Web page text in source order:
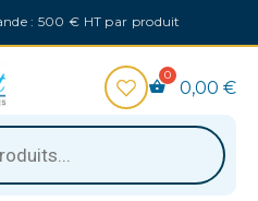
: 500 € HT par produit
0,00 €